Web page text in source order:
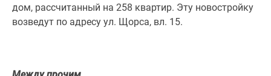
калькулятор
Семейная
дом, рассчитанный на 258 квартир. Эту новостройку
возведут по адресу ул. Щорса, вл. 15.